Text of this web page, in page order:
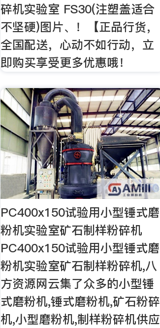
碎机实验室 FS30(注塑盖适合
不坚硬)图片、！【正品行货，
全国配送，心动不如行动，立
即购买享受更多优惠哦！
PC400x150试验用小型锤式磨
粉机实验室矿石制样粉碎机
PC400x150试验用小型锤式磨
粉机实验室矿石制样粉碎机,八
方资源网云集了众多的小型锤
式磨粉机,锤式磨粉机,矿石粉碎
机,小型磨粉机,制样粉碎机供应